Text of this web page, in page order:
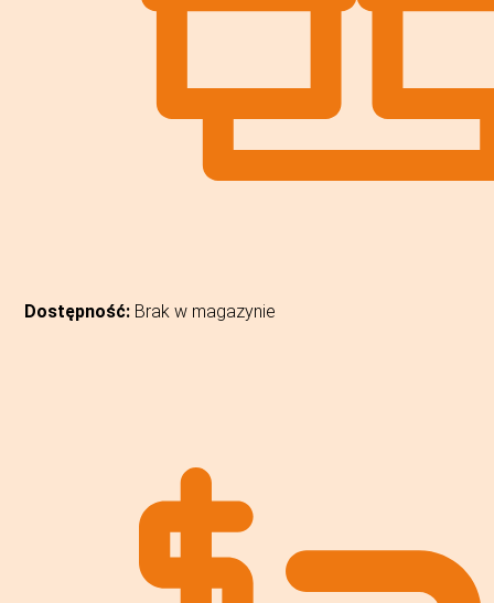
Dostępność: Brak w magazynie